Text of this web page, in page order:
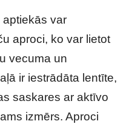
var
aproci, ko var lietot
vecuma un
ir iestrādāta lentīte,
saskares ar aktīvo
izmērs. Aproci